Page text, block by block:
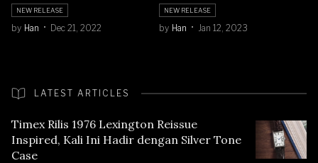
NEW RELEASE
by Han Dec 21, 2022
NEW RELEASE
by Han Jan 12, 2023
LATEST ARTICLES
Timex Rilis 1976 Lexington Reissue
Inspired, Kali Ini Hadir dengan Silver Tone
Case